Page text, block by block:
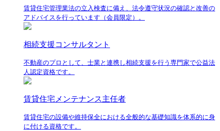
賃貸住宅管理業法の立入検査に備え、法令遵守状況の確認と改善の
アドバイスを行っています（会員限定）。
相続支援コンサルタント
不動産のプロとして、士業と連携し相続支援を行う専門家で公益法
人認定資格です。
賃貸住宅メンテナンス主任者
賃貸住宅の設備や維持保全における全般的な基礎知識を体系的に身
に付ける資格です。